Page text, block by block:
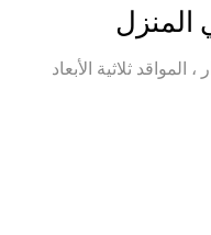
المنزل
ثلاثية الأبعاد